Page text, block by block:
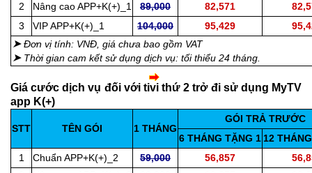
2
Nâng cao APP+K(+)_1 89,000 82,571
3
VIP APP+K(+)_1 104,000 95,429
➤Đơn vị tính: VNĐ, giá chưa bao gồm VAT
➤ Thời gian cam kết sử dụng dịch vụ: tối thiểu 24 tháng.
Giá cước dịch vụ đối với tivi thứ 2 trở đi sử dụng MyTV
app K(+)
STT TÊN GÓI 1 THÁNG
GÓI TRẢ TRƯỚC
6 THÁNG TẶNG 112
1
Chuẩn APP+K(+)_2 59,000 56,857